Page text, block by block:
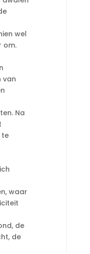
wel
om.
van
Na
te
waar
de
de